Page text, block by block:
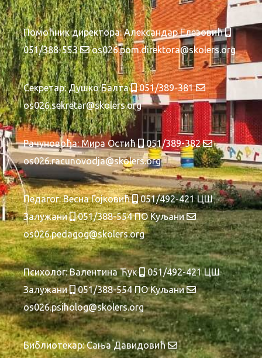
Помоћник директора: Александар Елезовић
051/388-553
os026.pom.direktora@skolers.org
Секретар: Душко Балта
051/389-381
os026.sekretar@skolers.org
Рачуновођа: Мира Остић
051/389-382
os026.racunovodja@skolers.org
Педагог: Весна Гојковић
051/492-421 ЦШ
Залужани
051/388-554 ПО Куљани
os026.pedagog@skolers.org
Психолог: Валентина Ћук
051/492-421 ЦШ
Залужани
051/388-554 ПО Куљани
os026.psiholog@skolers.org
Библиотекар: Сања Давидовић